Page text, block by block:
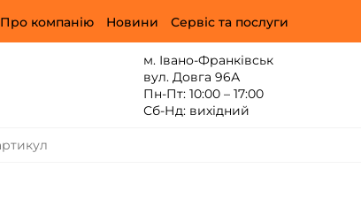
Про компанію Новини Сервіс та послуги
м. Івано-Франківськ
вул. Довга 96А
Пн-Пт: 10:00 – 17:00
Сб-Нд: вихідний